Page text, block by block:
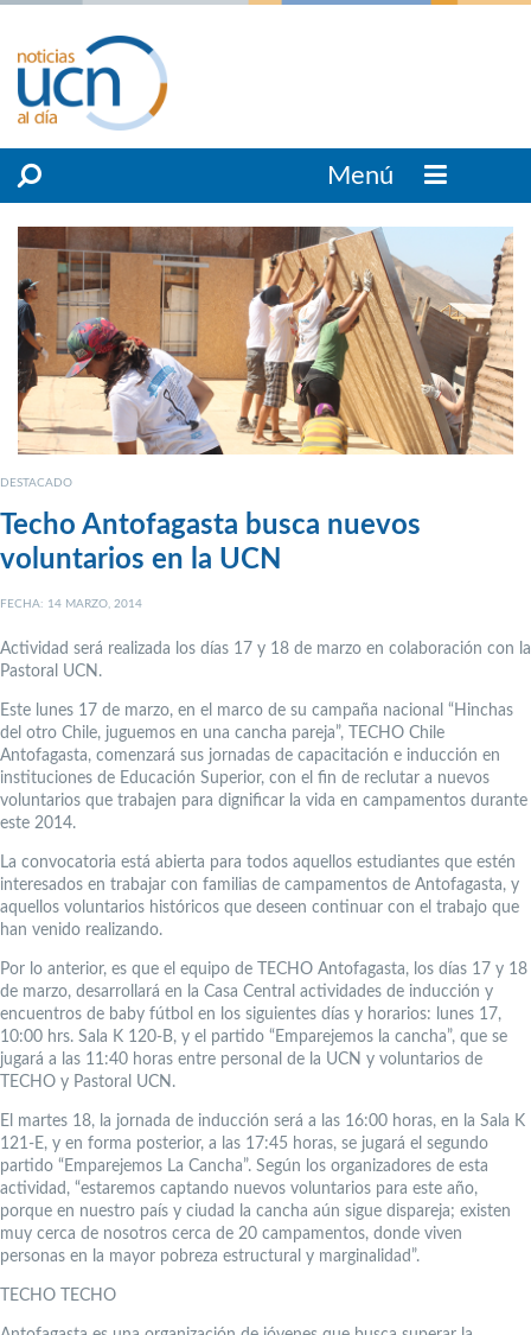
Menú
DESTACADO
Techo Antofagasta busca nuevos
voluntarios en la UCN
FECHA: 14 MARZO, 2014
Actividad será realizada los días 17 y 18 de marzo en colaboración con la
Pastoral UCN.
Este lunes 17 de marzo, en el marco de su campaña nacional “Hinchas
del otro Chile, juguemos en una cancha pareja”, TECHO Chile
Antofagasta, comenzará sus jornadas de capacitación e inducción en
instituciones de Educación Superior, con el fin de reclutar a nuevos
voluntarios que trabajen para dignificar la vida en campamentos durante
este 2014.
La convocatoria está abierta para todos aquellos estudiantes que estén
interesados en trabajar con familias de campamentos de Antofagasta, y
aquellos voluntarios históricos que deseen continuar con el trabajo que
han venido realizando.
Por lo anterior, es que el equipo de TECHO Antofagasta, los días 17 y 18
de marzo, desarrollará en la Casa Central actividades de inducción y
encuentros de baby fútbol en los siguientes días y horarios: lunes 17,
10:00 hrs. Sala K 120-B, y el partido “Emparejemos la cancha”, que se
jugará a las 11:40 horas entre personal de la UCN y voluntarios de
TECHO y Pastoral UCN.
El martes 18, la jornada de inducción será a las 16:00 horas, en la Sala K
121-E, y en forma posterior, a las 17:45 horas, se jugará el segundo
partido “Emparejemos La Cancha”. Según los organizadores de esta
actividad, “estaremos captando nuevos voluntarios para este año,
porque en nuestro país y ciudad la cancha aún sigue dispareja; existen
muy cerca de nosotros cerca de 20 campamentos, donde viven
personas en la mayor pobreza estructural y marginalidad”.
TECHO TECHO